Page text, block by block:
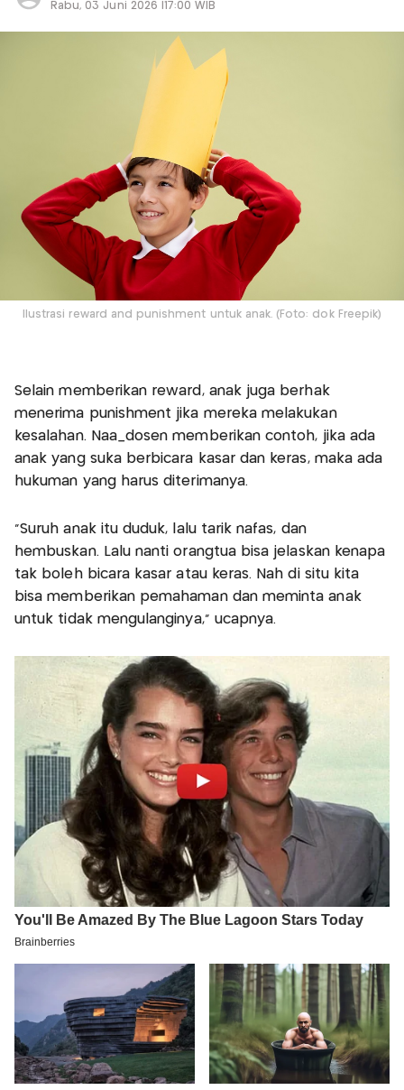
Rabu, 03 Juni 2026 |17:00 WIB
Ilustrasi reward and punishment untuk anak. (Foto: dok Freepik)
Selain memberikan reward, anak juga berhak
menerima punishment jika mereka melakukan
kesalahan. Naa_dosen memberikan contoh, jika ada
anak yang suka berbicara kasar dan keras, maka ada
hukuman yang harus diterimanya.
“Suruh anak itu duduk, lalu tarik nafas, dan
hembuskan. Lalu nanti orangtua bisa jelaskan kenapa
tak boleh bicara kasar atau keras. Nah di situ kita
bisa memberikan pemahaman dan meminta anak
untuk tidak mengulanginya,” ucapnya.